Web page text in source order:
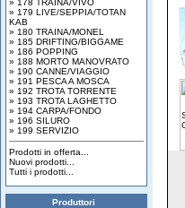
» 178 TRAINA/VIVO
» 179 LIVE/SEPPIA/TOTAN
KAB
» 180 TRAINA/MONEL
» 185 DRIFTING/BIGGAME
» 186 POPPING
» 188 MORTO MANOVRATO
» 190 CANNE/VIAGGIO
» 191 PESCA A MOSCA
» 192 TROTA TORRENTE
» 193 TROTA LAGHETTO
» 194 CARPA/FONDO
» 196 SILURO
» 199 SERVIZIO
Prodotti in offerta...
Nuovi prodotti...
Tutti i prodotti...
Produttori